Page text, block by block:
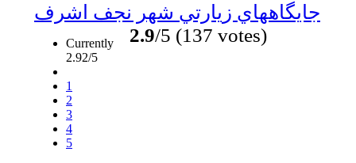
جايگاههاي زيارتي شهر نجف اشرف
Currently
2.92/5
1
2
3
4
5
2.9/5 (137 votes)